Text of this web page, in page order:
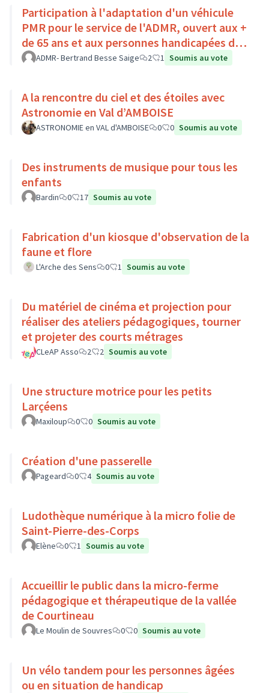
Participation à l'adaptation d'un véhicule
PMR pour le service de l'ADMR, ouvert aux +
de 65 ans et aux personnes handicapées du
Pays Loire-Touraine.
ADMR- Bertrand Besse Saige 2 1 Soumis au vote
A la rencontre du ciel et des étoiles avec
Astronomie en Val d’AMBOISE
ASTRONOMIE en VAL d'AMBOISE 0 0 Soumis au vote
Des instruments de musique pour tous les
enfants
Bardin 0 17 Soumis au vote
Fabrication d'un kiosque d'observation de la
faune et flore
L'Arche des Sens 0 1 Soumis au vote
Du matériel de cinéma et projection pour
réaliser des ateliers pédagogiques, tourner
et projeter des courts métrages
CLeAP Asso 2 2 Soumis au vote
Une structure motrice pour les petits
Larçéens
Maxiloup 0 0 Soumis au vote
Création d'une passerelle
Pageard 0 4 Soumis au vote
Ludothèque numérique à la micro folie de
Saint-Pierre-des-Corps
Elène 0 1 Soumis au vote
Accueillir le public dans la micro-ferme
pédagogique et thérapeutique de la vallée
de Courtineau
Le Moulin de Souvres 0 0 Soumis au vote
Un vélo tandem pour les personnes âgées
ou en situation de handicap